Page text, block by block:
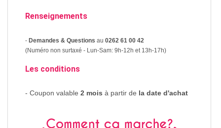
Renseignements
- Demandes & Questions au 0262 61 00 42
(Numéro non surtaxé - Lun-Sam: 9h-12h et 13h-17h)
Les conditions
- Coupon valable 2 mois à partir de la date d'achat